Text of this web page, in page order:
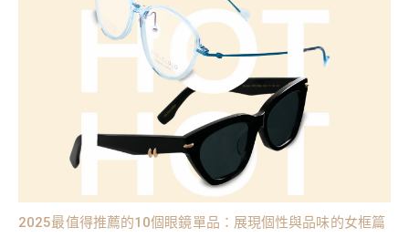
2025最值得推薦的10個眼鏡單品：展現個性與品味的女框篇